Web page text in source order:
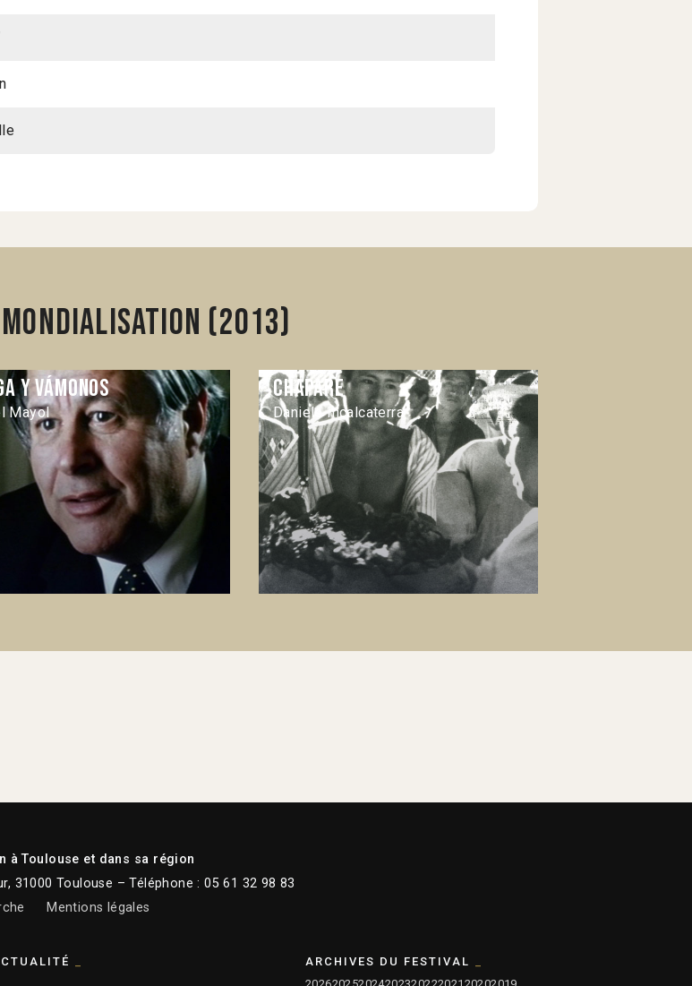
(2013)
y vámonos
Mayol
Chapare
Daniele Incalcaterra
à Toulouse et dans sa région
31000 Toulouse – Téléphone : 05 61 32 98 83
Mentions légales
ARCHIVES DU FESTIVAL